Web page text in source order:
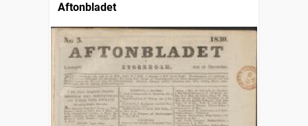
Aftonbladet